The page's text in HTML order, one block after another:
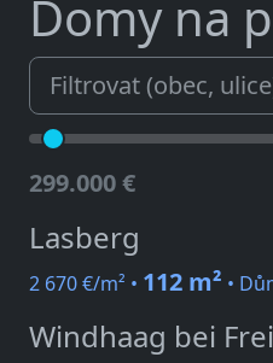
Domy na
299.000 €
Lasberg
2 670 €/m² • 112 m² •
Windhaag bei